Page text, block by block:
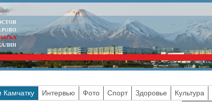
Интервью Фото Спорт Здоровье Культура